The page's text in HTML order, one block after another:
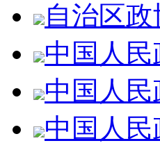
自治区
中国人
中国人
中国人